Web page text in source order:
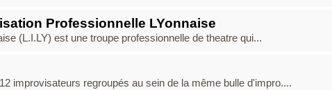
Professionnelle LYonnaise
(L.I.LY) est une troupe professionnelle de theatre qui...
improvisateurs regroupés au sein de la même bulle d'impro....